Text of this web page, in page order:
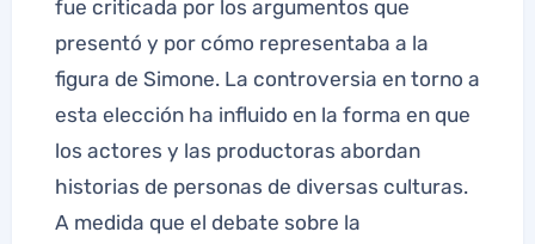
fue criticada por los argumentos que
presentó y por cómo representaba a la
figura de Simone. La controversia en torno a
esta elección ha influido en la forma en que
los actores y las productoras abordan
historias de personas de diversas culturas.
A medida que el debate sobre la